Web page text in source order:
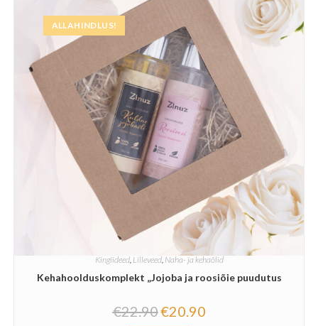
ALLAHINDLUS!
Kingiideed, Lilleveed, Naha- ja kehaõlid
Kehahoolduskomplekt „Jojoba ja roosiõie puudutus
€22.90€20.90